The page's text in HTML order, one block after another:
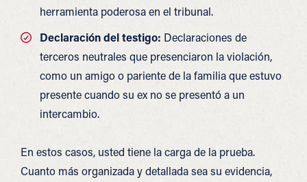
herramienta poderosa en el tribunal.
Declaración del testigo: Declaraciones de
terceros neutrales que presenciaron la violación,
como un amigo o pariente de la familia que estuvo
presente cuando su ex no se presentó a un
intercambio.
En estos casos, usted tiene la carga de la prueba.
Cuanto más organizada y detallada sea su evidencia,